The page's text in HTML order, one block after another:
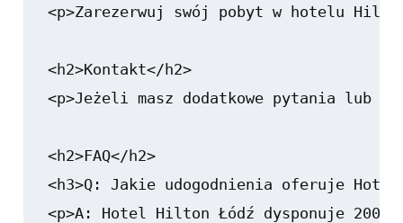
<p>Zarezerwuj swój pobyt w hotelu
<h2>Kontakt</h2>
<p>Jeżeli masz dodatkowe pytania lub
<h2>FAQ</h2>
<h3>Q: Jakie udogodnienia oferuje
<p>A: Hotel Hilton Łódź dysponuje 200